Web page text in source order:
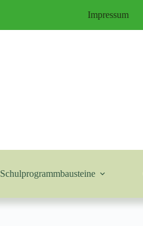
Impressum
Schulprogrammbausteine